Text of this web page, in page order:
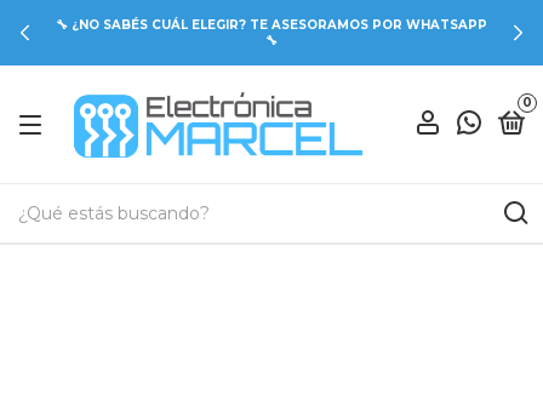
🔧 ¿NO SABÉS CUÁL ELEGIR? TE ASESORAMOS POR WHATSAPP
🔧
0